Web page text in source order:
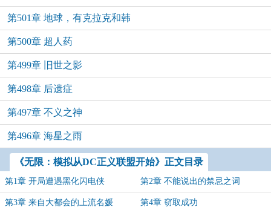
第501章 地球，有克拉克和韩
第500章 超人药
第499章 旧世之影
第498章 后遗症
第497章 不义之神
第496章 海星之雨
《无限：模拟从DC正义联盟开始》正文目录
第1章 开局遭遇黑化闪电侠 第2章 不能说出的禁忌之词
第3章 来自大都会的上流名媛 第4章 窃取成功